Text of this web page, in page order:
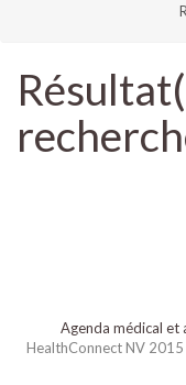
Agenda médical et
HealthConnect NV